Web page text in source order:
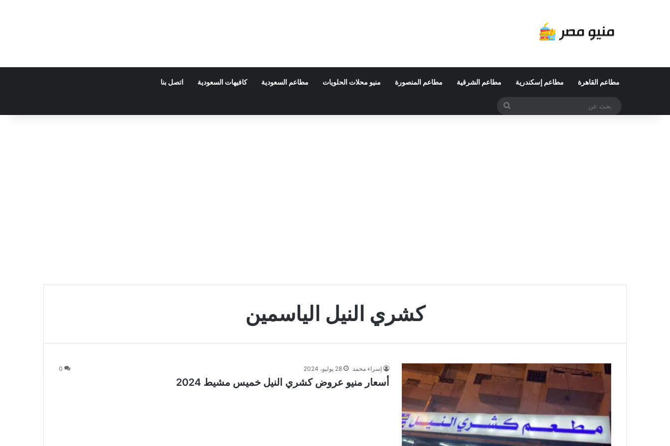
مطاعم القاهرة مطاعم إسكندرية مطاعم الشرقية مطاعم المنصورة منيو محلات الحلويات مطاعم السعودية كافيهات السعودية اتصل بنا
كشري النيل الياسمين
إسراء محمد 28 يوليو، 2024 0
أسعار منيو عروض كشري النيل خميس مشيط 2024